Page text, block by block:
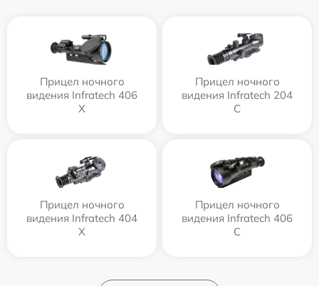
Прицел ночного
видения Infratech 406
Х
Прицел ночного
видения Infratech 204
С
Прицел ночного
видения Infratech 404
Х
Прицел ночного
видения Infratech 406
С